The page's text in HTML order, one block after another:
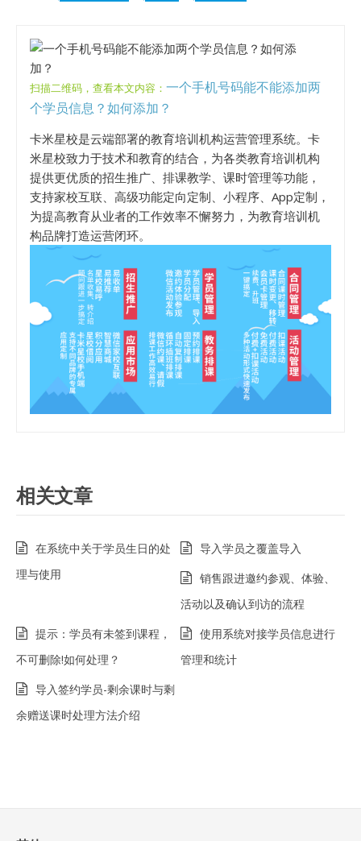
扫描二维码，查看本文内容： 一个手机号码能不能添加两
个学员信息？如何添加？
卡米星校是云端部署的教育培训机构运营管理系统。卡
米星校致力于技术和教育的结合，为各类教育培训机构
提供更优质的招生推广、排课教学、课时管理等功能，
支持家校互联、高级功能定向定制、小程序、App定制，
为提高教育从业者的工作效率不懈努力，为教育培训机
构品牌打造运营闭环。
相关文章
在系统中关于学员生日的处
理与使用
导入学员之覆盖导入
销售跟进邀约参观、体验、
活动以及确认到访的流程
提示：学员有未签到课程，
不可删除!如何处理？
使用系统对接学员信息进行
管理和统计
导入签约学员-剩余课时与剩
余赠送课时处理方法介绍